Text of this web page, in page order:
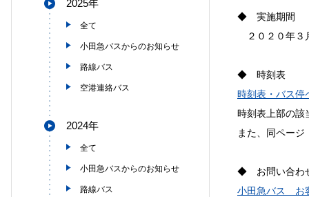
◆ 実施期間
２０２０年３
◆ 時刻表
時刻表・バス停
時刻表上部の該
また、同ペー
◆ お問い合わ
小田急バス お
2025年
全て
小田急バスからのお知らせ
路線バス
空港連絡バス
2024年
全て
小田急バスからのお知らせ
路線バス